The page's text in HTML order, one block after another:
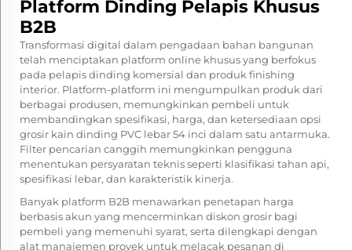
Platform Dinding Pelapis Khusus
B2B
Transformasi digital dalam pengadaan bahan bangunan
telah menciptakan platform online khusus yang berfokus
pada pelapis dinding komersial dan produk finishing
interior. Platform-platform ini mengumpulkan produk dari
berbagai produsen, memungkinkan pembeli untuk
membandingkan spesifikasi, harga, dan ketersediaan opsi
grosir kain dinding PVC lebar 54 inci dalam satu antarmuka.
Filter pencarian canggih memungkinkan pengguna
menentukan persyaratan teknis seperti klasifikasi tahan api,
spesifikasi lebar, dan karakteristik kinerja.
Banyak platform B2B menawarkan penetapan harga
berbasis akun yang mencerminkan diskon grosir bagi
pembeli yang memenuhi syarat, serta dilengkapi dengan
alat manajemen proyek untuk melacak pesanan di